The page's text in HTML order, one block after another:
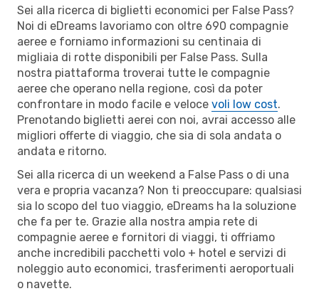
Sei alla ricerca di biglietti economici per False Pass?
Noi di eDreams lavoriamo con oltre 690 compagnie
aeree e forniamo informazioni su centinaia di
migliaia di rotte disponibili per False Pass. Sulla
nostra piattaforma troverai tutte le compagnie
aeree che operano nella regione, così da poter
confrontare in modo facile e veloce voli low cost.
Prenotando biglietti aerei con noi, avrai accesso alle
migliori offerte di viaggio, che sia di sola andata o
andata e ritorno.
Sei alla ricerca di un weekend a False Pass o di una
vera e propria vacanza? Non ti preoccupare: qualsiasi
sia lo scopo del tuo viaggio, eDreams ha la soluzione
che fa per te. Grazie alla nostra ampia rete di
compagnie aeree e fornitori di viaggi, ti offriamo
anche incredibili pacchetti volo + hotel e servizi di
noleggio auto economici, trasferimenti aeroportuali
o navette.